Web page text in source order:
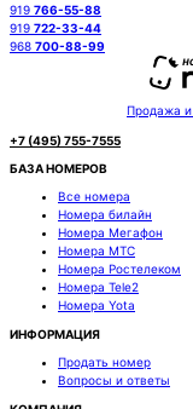
919 766-55-88
919 722-33-44
968 700-88-99
Продажа
+7 (495) 755-7555
БАЗА НОМЕРОВ
Все номера
Номера билайн
Номера Мегафон
Номера МТС
Номера Ростелеком
Номера Tele2
Номера Yota
ИНФОРМАЦИЯ
Продать номер
Вопросы и ответы